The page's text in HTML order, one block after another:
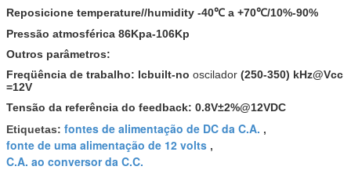
Reposicione temperature//humidity -40℃ a +70℃/10%-90%
Pressão atmosférica 86Kpa-106Kp
Outros parâmetros:
Freqüência de trabalho: Icbuilt-no oscilador (250-350) kHz@Vcc
=12V
Tensão da referência do feedback: 0.8V±2%@12VDC
Etiquetas: fontes de alimentação de DC da C.A. ,
fonte de uma alimentação de 12 volts ,
C.A. ao conversor da C.C.